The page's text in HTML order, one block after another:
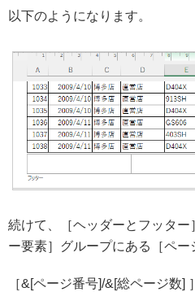
以下のようになります。
続けて、［ヘッダーとフッター
ー要素］グループにある［ペー
［&[ページ番号]/&[総ページ数]